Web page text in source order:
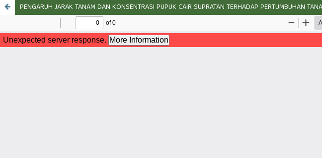
PENGARUH JARAK TANAM DAN KONSENTRASI PUPUK CAIR SUPRATAN TERHADAP PERTUMBUHAN